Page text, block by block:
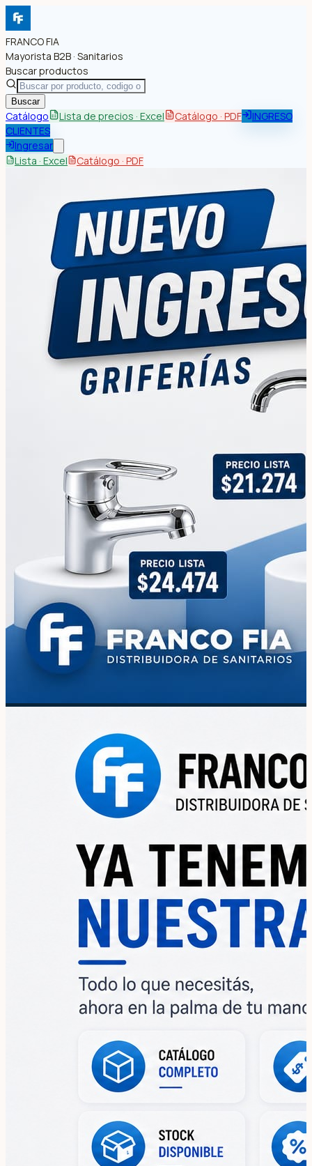
FRANCO FIA
Mayorista B2B · Sanitarios
Buscar productos
Buscar
Catálogo Lista de precios · Excel Catálogo · PDF
INGRESO
CLIENTES
Ingresar
Lista · Excel
Catálogo · PDF